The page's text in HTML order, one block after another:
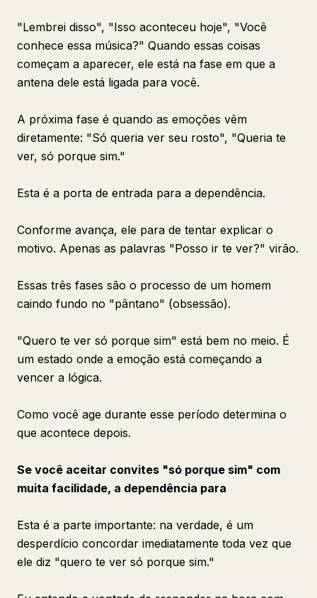
"Lembrei disso", "Isso aconteceu hoje", "Você
conhece essa música?" Quando essas coisas
começam a aparecer, ele está na fase em que a
antena dele está ligada para você.
A próxima fase é quando as emoções vêm
diretamente: "Só queria ver seu rosto", "Queria te
ver, só porque sim."
Esta é a porta de entrada para a dependência.
Conforme avança, ele para de tentar explicar o
motivo. Apenas as palavras "Posso ir te ver?" virão.
Essas três fases são o processo de um homem
caindo fundo no "pântano" (obsessão).
"Quero te ver só porque sim" está bem no meio. É
um estado onde a emoção está começando a
vencer a lógica.
Como você age durante esse período determina o
que acontece depois.
Se você aceitar convites "só porque sim" com
muita facilidade, a dependência para
Esta é a parte importante: na verdade, é um
desperdício concordar imediatamente toda vez que
ele diz "quero te ver só porque sim."